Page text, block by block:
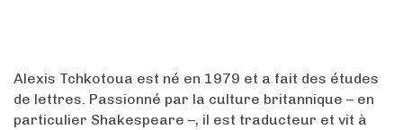
Alexis Tchkotoua est né en 1979 et a fait des études
de lettres. Passionné par la culture britannique – en
particulier Shakespeare –, il est traducteur et vit à